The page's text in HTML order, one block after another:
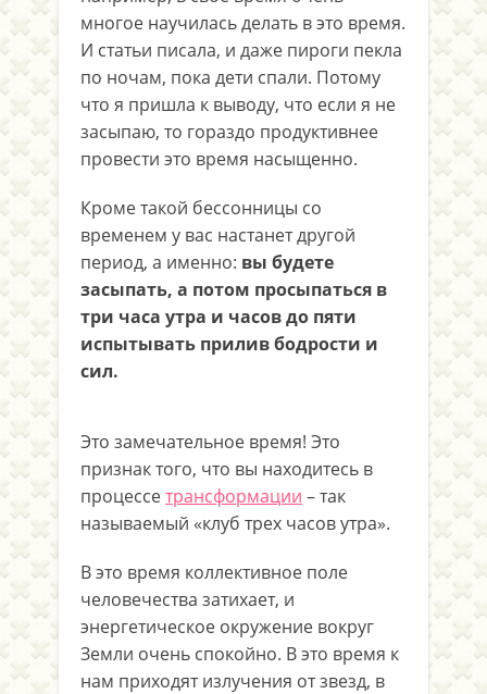
многое научилась делать в это время.
И статьи писала, и даже пироги пекла
по ночам, пока дети спали. Потому
что я пришла к выводу, что если я не
засыпаю, то гораздо продуктивнее
провести это время насыщенно.
Кроме такой бессонницы со
временем у вас настанет другой
период, а именно: вы будете
засыпать, а потом просыпаться в
три часа утра и часов до пяти
испытывать прилив бодрости и
сил.
Это замечательное время! Это
признак того, что вы находитесь в
процессетрансформации – так
называемый «клуб трех часов утра».
В это время коллективное поле
человечества затихает, и
энергетическое окружение вокруг
Земли очень спокойно. В это время к
нам приходят излучения от звезд, в